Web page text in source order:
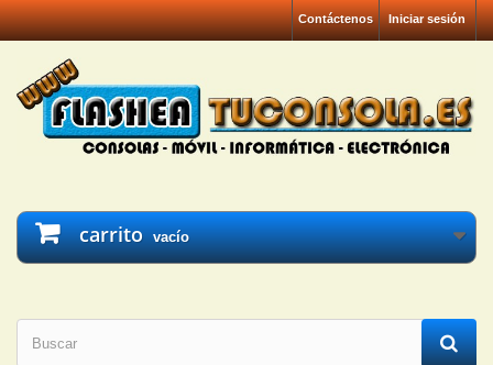
Iniciar sesión
Contáctenos
carrito vacío